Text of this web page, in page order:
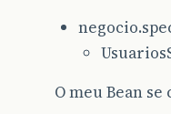
O meu Bean se